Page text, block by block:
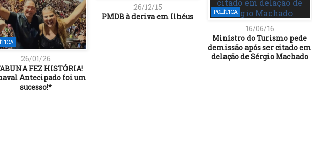
26/01/26
FEZ HISTÓRIA!
Antecipado foi um
sucesso!*
26/12/15
PMDB à deriva em Ilhéus
POLÍTICA
16/06/16
Ministro do Turismo pede
demissão após ser citado em
delação de Sérgio Machado